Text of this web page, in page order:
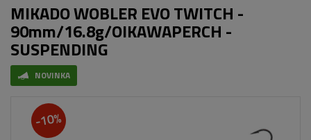
MIKADO WOBLER EVO TWITCH -
90mm/16.8g/OIKAWAPERCH -
SUSPENDING
NOVINKA
-10%